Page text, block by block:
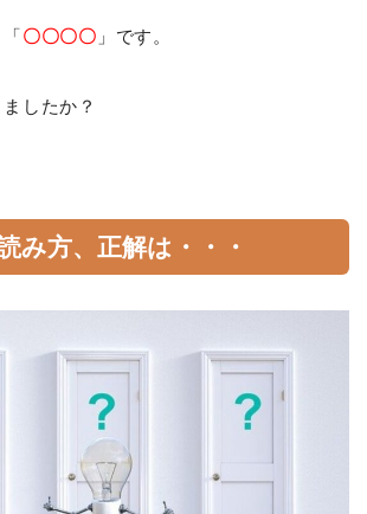
〇〇〇〇 」です。
したか？
み方、正解は・・・